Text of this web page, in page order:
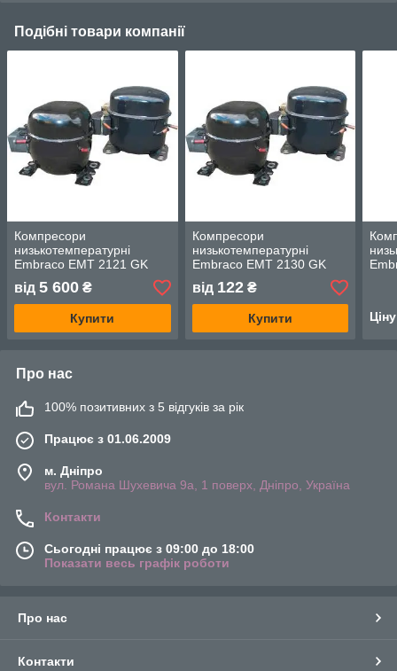
Подібні товари компанії
Компресори
низькотемпературні
Embraco EMT 2121 GK
від 5 600 ₴
Купити
Компресори
низькотемпературні
Embraco EMT 2130 GK
від 122₴
Купити
Про нас
100% позитивних з 5 відгуків за рік
Працює з 01.06.2009
м. Дніпро
вул. Романа Шухевича 9а, 1 поверх, Дніпро, Україна
Контакти
Сьогодні працює з 09:00 до 18:00
Показати весь графік роботи
Про нас
Контакти